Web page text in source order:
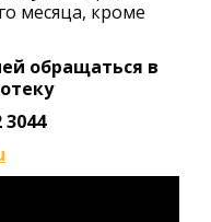
месяца, кроме
обращаться в